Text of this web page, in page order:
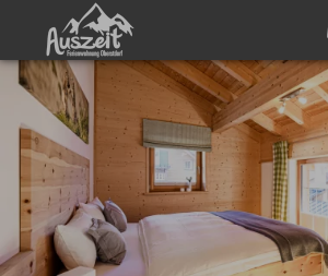
23. bis 30. August
2 Erwachsene
Willkommen
Ferienwohnungen
Freizeit
Warenkorb ist leer